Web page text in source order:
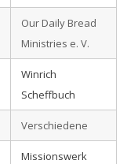
Our Daily Bread
Ministries e. V.
Winrich
Scheffbuch
Verschiedene
Missionswerk